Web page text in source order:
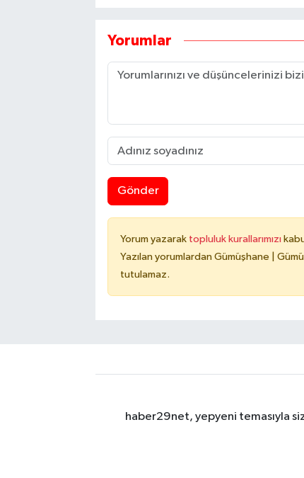
Yorumlar
Gönder
Yorum yazarak topluluk kurallarımızı
Yazılan yorumlardan Gümüşhane |
tutulamaz.
haber29net, yepyeni temasıyla